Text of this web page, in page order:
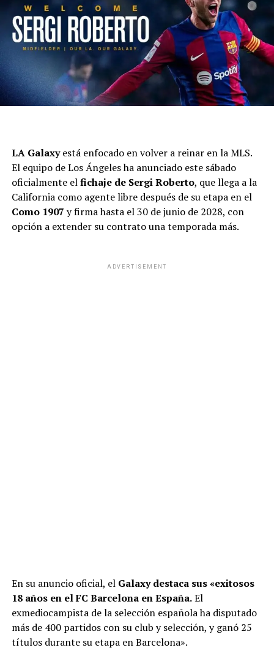
LA Galaxyestá enfocado en volver a reinar en la MLS.
El equipo de Los Ángeles ha anunciado este sábado
oficialmente elfichaje de Sergi Roberto, que llega a la
California como agente libre después de su etapa en el
Como 1907 y firma hasta el 30 de junio de 2028, con
opción a extender su contrato una temporada más.
ADVERTISEMENT
En su anuncio oficial, el Galaxy destaca sus «exitosos
18 años en el FC Barcelona en España.El
exmediocampista de la selección española ha disputado
más de 400 partidos con su club y selección, y ganó 25
títulos durante su etapa en Barcelona».